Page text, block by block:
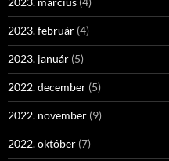
2023. február (4)
2023. január (5)
2022. december (5)
2022. november (9)
2022. október (7)